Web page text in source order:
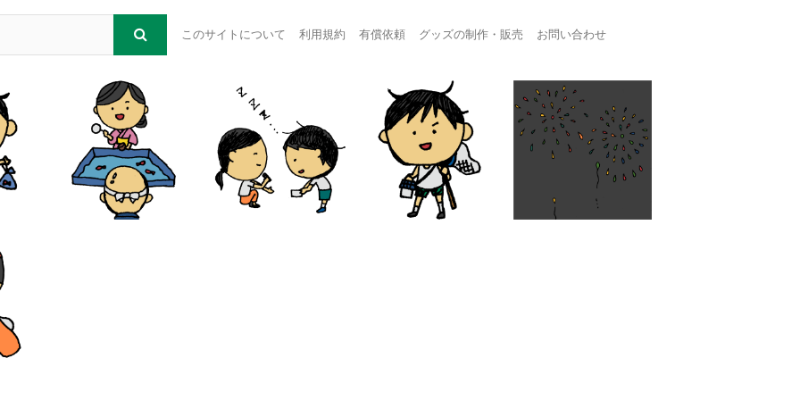
このサイトについて 利用規約 有償依頼 グッズの制作・販売 お問い合わせ